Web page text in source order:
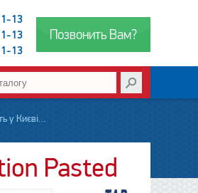
Позвонить Вам?
13
13
13
Pasted